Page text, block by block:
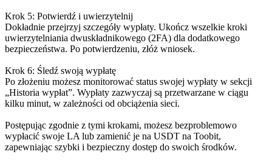
Krok 5: Potwierdź i uwierzytelnij
Dokładnie przejrzyj szczegóły wypłaty. Ukończ wszelkie kroki
uwierzytelniania dwuskładnikowego (2FA) dla dodatkowego
bezpieczeństwa. Po potwierdzeniu, złóż wniosek.
Krok 6: Śledź swoją wypłatę
Po złożeniu możesz monitorować status swojej wypłaty w sekcji
„Historia wypłat”. Wypłaty zazwyczaj są przetwarzane w ciągu
kilku minut, w zależności od obciążenia sieci.
Postępując zgodnie z tymi krokami, możesz bezproblemowo
wypłacić swoje LA lub zamienić je na USDT na Toobit,
zapewniając szybki i bezpieczny dostęp do swoich środków.